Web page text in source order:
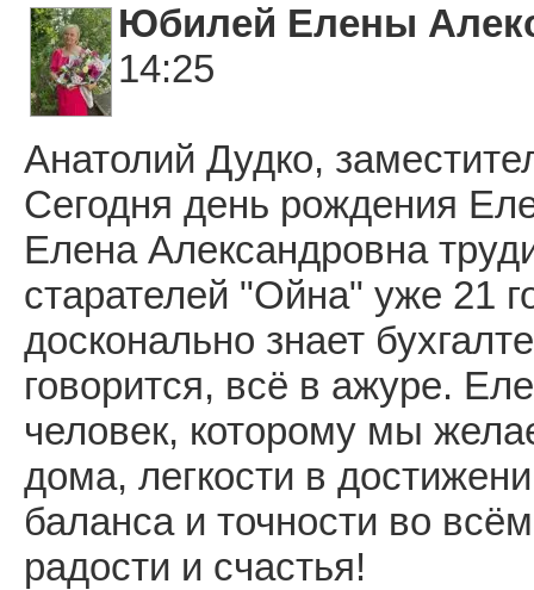
Юбилей Елены
14:25
Анатолий Дудко,
Сегодня день рождения
Елена Александровна
старателей "Ойна" уже 21
досконально знает
говорится, всё в ажуре.
человек, которому мы
дома, легкости в
баланса и точности во
радости и счастья!